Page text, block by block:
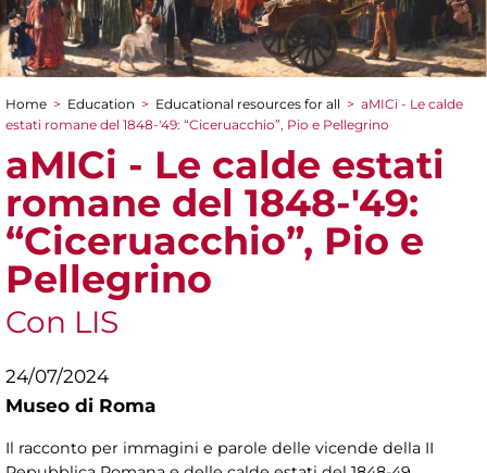
You are here
Home > Education > Educational resources for all > aMICi - Le calde
estati romane del 1848-′49: “Ciceruacchio”, Pio e Pellegrino
aMICi - Le calde estati
romane del 1848-′49:
“Ciceruacchio”, Pio e
Pellegrino
Con LIS
24/07/2024
Museo di Roma
Il racconto per immagini e parole delle vicende della II